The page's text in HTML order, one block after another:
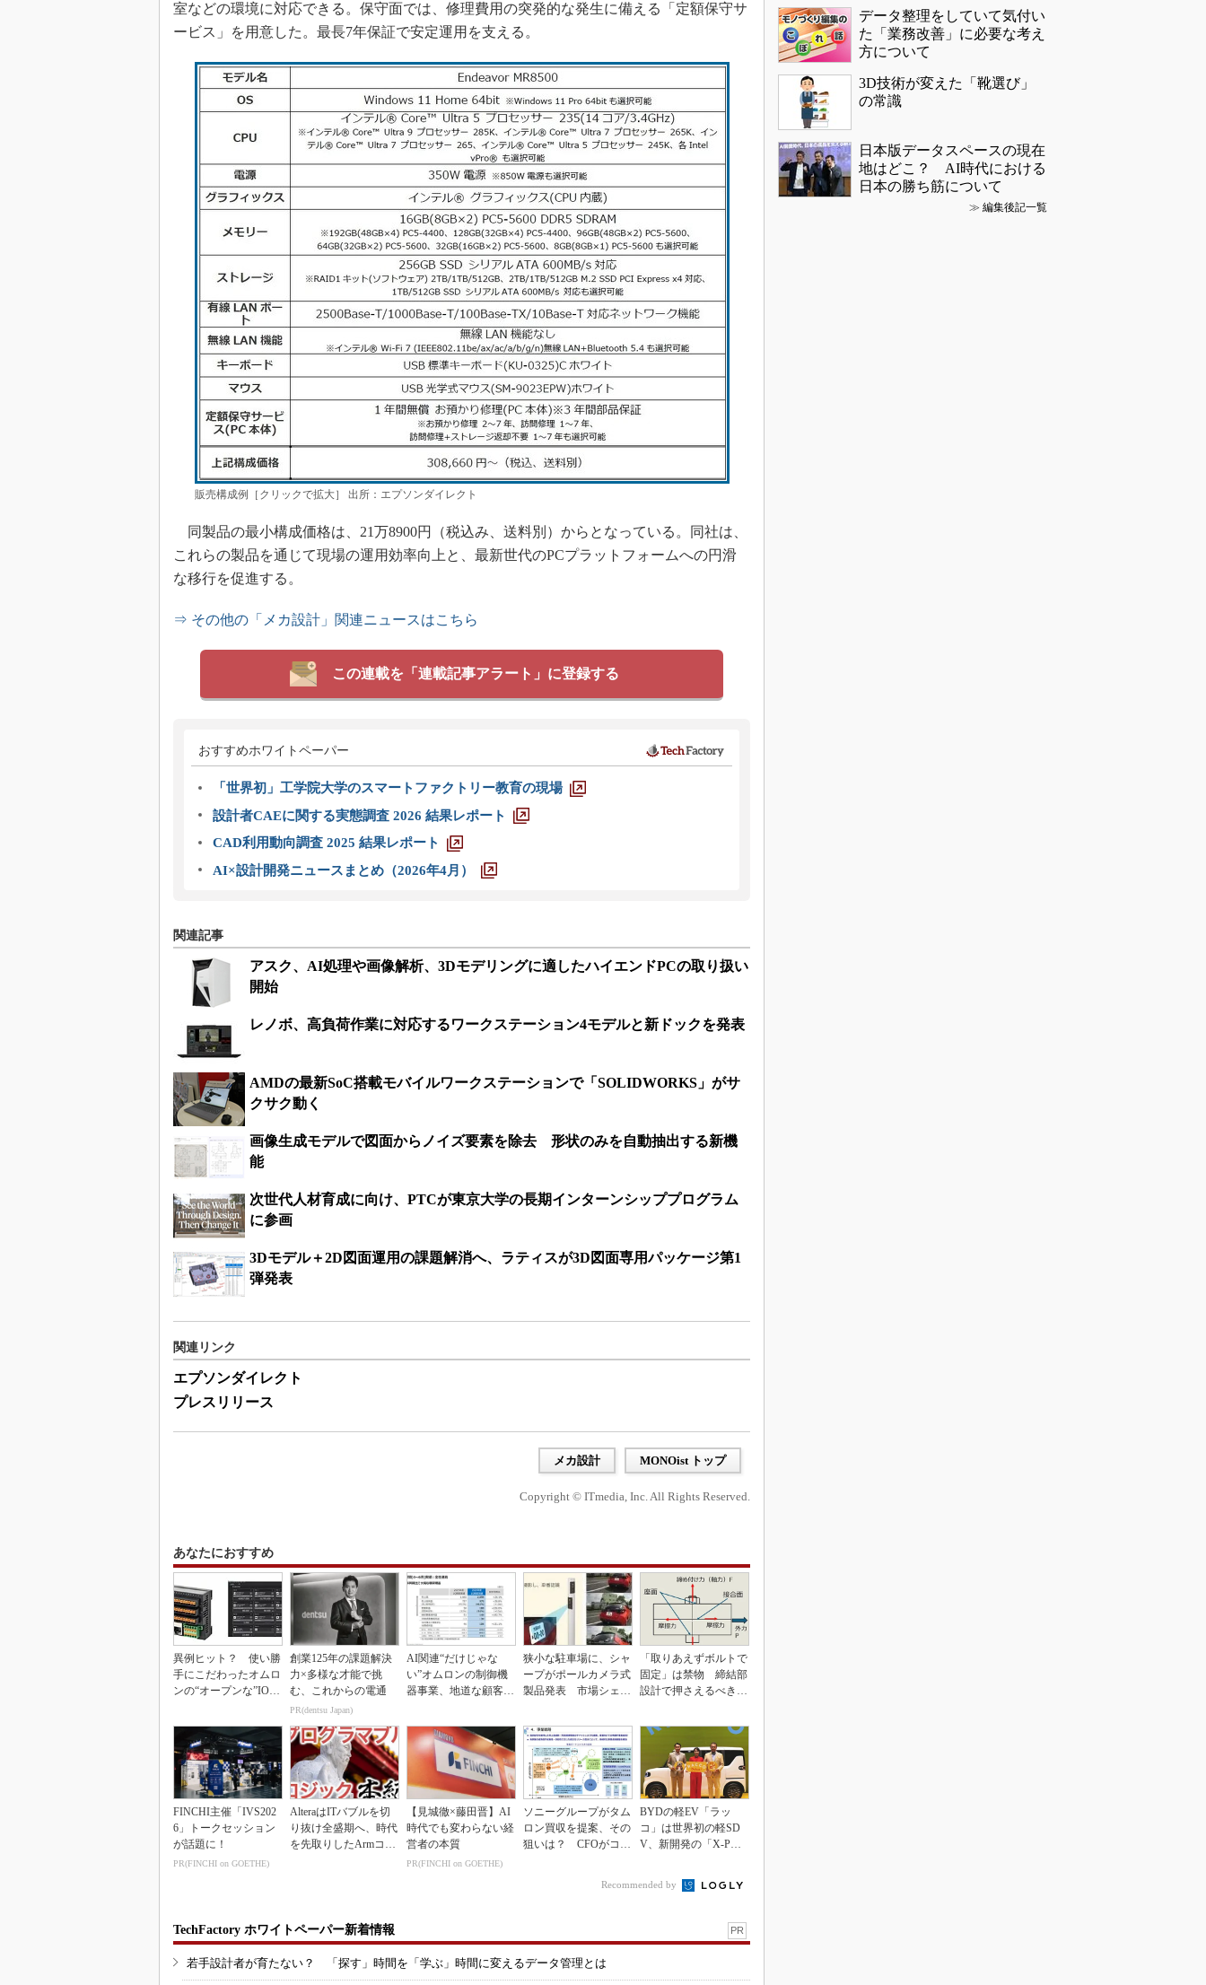
室などの環境に対応できる。保守面では、修理費用の突発的な発生に備える「定額保守サ
ービス」を用意した。最長7年保証で安定運用を支える。
販売構成例［クリックで拡大］ 出所：エプソンダイレクト
同製品の最小構成価格は、21万8900円（税込み、送料別）からとなっている。同社は、
これらの製品を通じて現場の運用効率向上と、最新世代のPCプラットフォームへの円滑
な移行を促進する。
⇒ その他の「メカ設計」関連ニュースはこちら
この連載を「連載記事アラート」に登録する
おすすめホワイトペーパー
「世界初」工学院大学のスマートファクトリー教育の現場
設計者CAEに関する実態調査 2026 結果レポート
CAD利用動向調査 2025 結果レポート
AI×設計開発ニュースまとめ（2026年4月）
関連記事
アスク、AI処理や画像解析、3Dモデリングに適したハイエンドPCの取り扱い
開始
レノボ、高負荷作業に対応するワークステーション4モデルと新ドックを発表
AMDの最新SoC搭載モバイルワークステーションで「SOLIDWORKS」がサ
クサク動く
画像生成モデルで図面からノイズ要素を除去 形状のみを自動抽出する新機
能
次世代人材育成に向け、PTCが東京大学の長期インターンシッププログラム
に参画
3Dモデル＋2D図面運用の課題解消へ、ラティスが3D図面専用パッケージ第1
弾発表
関連リンク
エプソンダイレクト
プレスリリース
メカ設計 MONOist トップ
Copyright © ITmedia, Inc. All Rights Reserved.
あなたにおすすめ
異例ヒット？ 使い勝
手にこだわったオムロ
ンの“オープンな”IO-L
創業125年の課題解決
力×多様な才能で挑
む、これからの電通
PR(dentsu Japan)
AI関連“だけじゃな
い”オムロンの制御機
器事業、地道な顧客基
狭小な駐車場に、シャ
ープがポールカメラ式
製品発表 市場シェア
「取りあえずボルトで
固定」は禁物 締結部
設計で押さえるべき基
FINCHI主催「IVS202
6」トークセッション
が話題に！
PR(FINCHI on GOETHE)
AlteraはITバブルを切
り抜け全盛期へ、時代
を先取りしたArmコア
【見城徹×藤田晋】AI
時代でも変わらない経
営者の本質
PR(FINCHI on GOETHE)
ソニーグループがタム
ロン買収を提案、その
狙いは？ CFOがコメ
BYDの軽EV「ラッ
コ」は世界初の軽SD
V、新開発の「X-PAC
Recommended by
TechFactory ホワイトペーパー新着情報 PR
若手設計者が育たない？ 「探す」時間を「学ぶ」時間に変えるデータ管理とは
データ整理をしていて気付い
た「業務改善」に必要な考え
方について
3D技術が変えた「靴選び」
の常識
日本版データスペースの現在
地はどこ？ AI時代における
日本の勝ち筋について
≫ 編集後記一覧